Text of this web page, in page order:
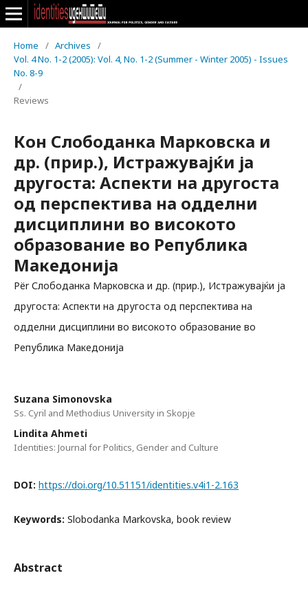
Home / Archives
/
Vol. 4 No. 1-2 (2005): Vol. 4, No. 1-2 (Summer - Winter 2005) - Issues
No. 8-9
/
Reviews
Кон Слободанка Марковска и
др. (прир.), Истражувајќи ја
другоста: Аспекти на другоста
од перспектива на одделни
дисциплини во високото
образование во Република
Македонија
Për Слободанка Марковска и др. (прир.), Истражувајќи ја
другоста: Аспекти на другоста од перспектива на
одделни дисциплини во високото образование во
Република Македонија
Suzana Simonovska
Ss. Cyril and Methodius University in Skopje
Lindita Ahmeti
Identities: Journal for Politics, Gender and Culture
DOI: https://doi.org/10.51151/identities.v4i1-2.163
Keywords: Slobodanka Markovska, book review
Abstract